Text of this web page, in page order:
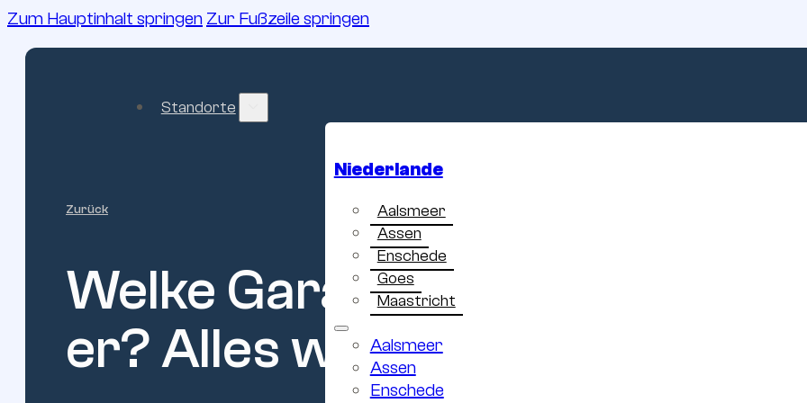
Zum Hauptinhalt springen Zur Fußzeile springen
Standorte
Niederlande
Aalsmeer
Assen
Enschede
Goes
Maastricht
Aalsmeer
Assen
Enschede
Zurück
Welke Garageafmetingen
er?Alleswatumoet